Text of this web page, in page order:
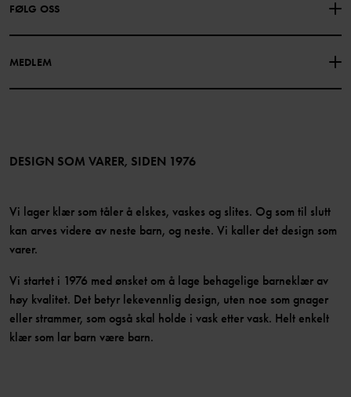
PERSONVERNPOLICY
FØLG OSS
MEDLEM
Bli medlem
DESIGN SOM VARER, SIDEN 1976
Vi lager klær som tåler å elskes, vaskes og slites. Og som til slutt
kan arves videre av neste barn, og neste. Vi kaller det design som
varer.
Vi startet i 1976 med ønsket om å lage behagelige barneklær av
høy kvalitet. Det betyr lekevennlig design, uten noe som gnager
eller strammer, som også skal holde i vask etter vask. Helt enkelt
klær som lar barn være barn.